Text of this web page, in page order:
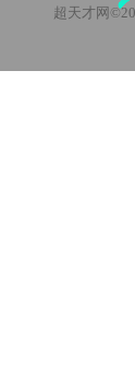
超天才网